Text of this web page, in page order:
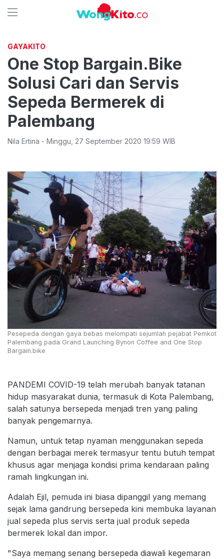
GAYAKITO
One Stop Bargain.Bike
Solusi Cari dan Servis
Sepeda Bermerek di
Palembang
Nila Ertina - Minggu 27 September 2020 19:59 WIB
Pesepeda dengan gaya bebas melompati sejumlah pejabat Pemkot
Palembang pada Grand Launching Bynon Coffee and One Stop
Bargain.bike
PANDEMI COVID-19 telah merubah banyak tatanan
hidup masyarakat dunia, termasuk di Kota Palembang,
salah satunya bersepeda menjadi tren yang paling
banyak pengemarnya.
Namun, untuk tetap nyaman menggunakan sepeda
dengan berbagai merek termasyur tentu butuh tempat
khusus agar menjaga kondisi prima kendaraan paling
ramah lingkungan ini.
Adalah Ejil, pemuda ini biasa dipanggil yang memang
sejak lama gandrung bersepeda kini membuka layanan
jual sepeda plus servis serta jual produk sepeda
bermerek lokal dan impor.
"Saya memang senang bersepeda diawali kegemaran